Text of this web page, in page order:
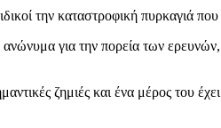
την καταστροφική πυρκαγιά
για την πορεία των
ζημιές και ένα μέρος του